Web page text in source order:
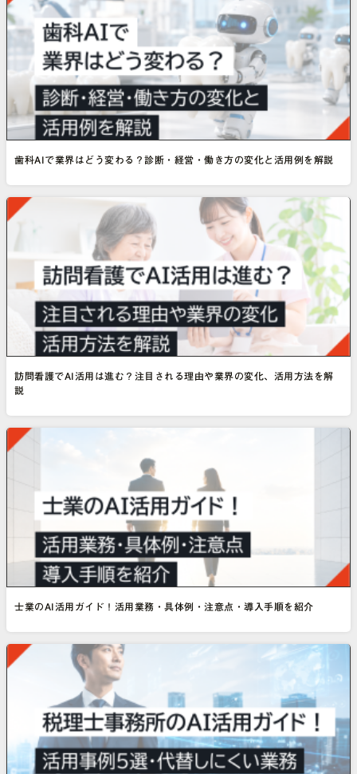
歯科AIで業界はどう変わる？診断・経営・働き方の変化と活用例を解説
訪問看護でAI活用は進む？注目される理由や業界の変化、活用方法を解
説
士業のAI活用ガイド！活用業務・具体例・注意点・導入手順を紹介